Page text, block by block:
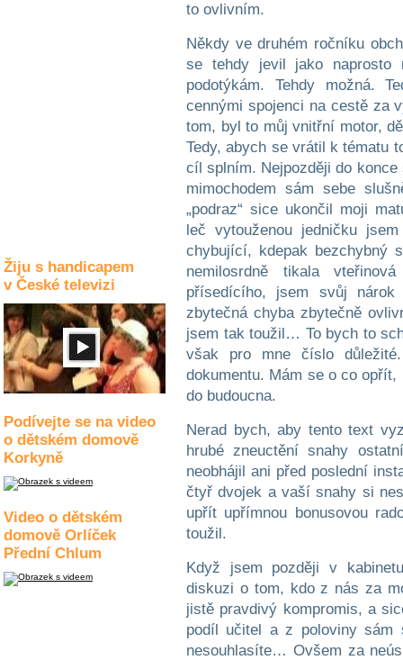
Žiju s handicapem
v České televizi
Podívejte se na video
o dětském domově
Korkyně
Video o dětském
domově Orlíček
Přední Chlum
to ovlivním.
Někdy ve druhém ročníku
se tehdy jevil jako naprosto
podotýkám. Tehdy možná.
cennými spojenci na cestě za
tom, byl to můj vnitřní motor,
Tedy, abych se vrátil k tématu
cíl splním. Nejpozději do
mimochodem sám sebe
„podraz“ sice ukončil moji
leč vytouženou jedničku
chybující, kdepak bezchybný
nemilosrdně tikala
přísedícího, jsem svůj
zbytečná chyba zbytečně
jsem tak toužil… To bych to
však pro mne číslo
dokumentu. Mám se o co
do budoucna.
Nerad bych, aby tento text
hrubé zneuctění snahy
neobhájil ani před poslední
čtyř dvojek a vaší snahy si
upřít upřímnou bonusovou
toužil.
Když jsem později v
diskuzi o tom, kdo z nás za
jistě pravdivý kompromis, a
podíl učitel a z poloviny
nesouhlasíte… Ovšem za